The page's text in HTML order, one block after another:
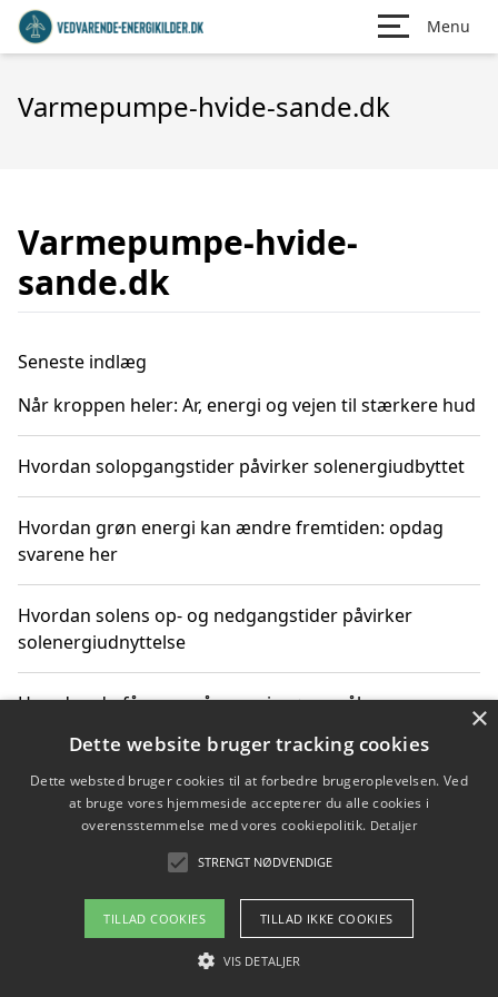
Menu
Varmepumpe-hvide-sande.dk
Varmepumpe-hvide-
sande.dk
Seneste indlæg
Når kroppen heler: Ar, energi og vejen til stærkere hud
Hvordan solopgangstider påvirker solenergiudbyttet
Hvordan grøn energi kan ændre fremtiden: opdag
svarene her
Hvordan solens op- og nedgangstider påvirker
solenergiudnyttelse
Hvordan du får svar på energispørgsmål om
Copyright 2026 - Pilanto Aps
Om / kontakt
Blog Betingelser
×
Dette website bruger tracking cookies
Dette websted bruger cookies til at forbedre brugeroplevelsen. Ved
at bruge vores hjemmeside accepterer du alle cookies i
overensstemmelse med vores cookiepolitik. Detaljer
STRENGT NØDVENDIGE
TILLAD COOKIES TILLAD IKKE COOKIES
VIS DETALJER